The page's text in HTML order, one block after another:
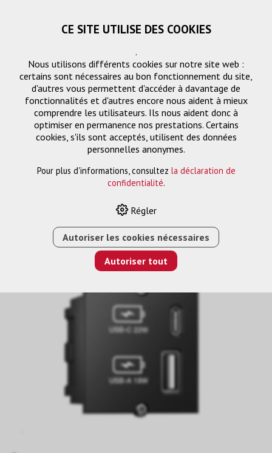
Panneau de connexion de
table
CONNEXION DE TABLE › CM INSERT USB CHARGER USB-
A/USB-C NOIR
CE SITE UTILISE DES COOKIES
.
Nous utilisons différents cookies sur notre site web :
certains sont nécessaires au bon fonctionnement du site,
d'autres vous permettent d'accéder à davantage de
fonctionnalités et d'autres encore nous aident à mieux
comprendre les utilisateurs. Ils nous aident donc à
optimiser en permanence nos prestations. Certains
cookies, s'ils sont acceptés, utilisent des données
personnelles anonymes.
Pour plus d'informations, consultez la déclaration de
confidentialité.
Régler
Autoriser les cookies nécessaires
Autoriser tout